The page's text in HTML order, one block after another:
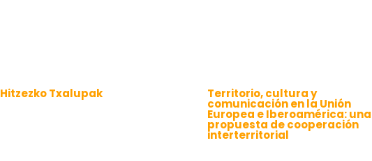
Hitzezko Txalupak Territorio, cultura y
comunicación en la Unión
Europea e Iberoamérica: una
propuesta de cooperación
interterritorial